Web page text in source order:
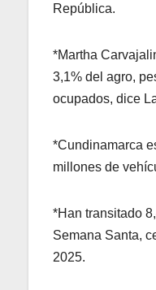
República.
*Martha
3,1% del agro,
ocupados, dice
*Cundinamarca
millones de
*Han transitado
Semana Santa,
2025.